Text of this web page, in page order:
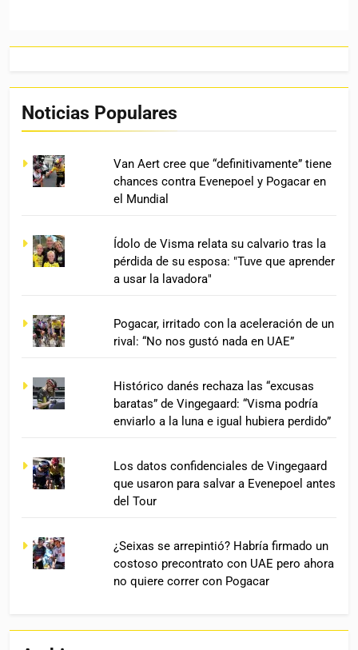
Noticias Populares
Van Aert cree que “definitivamente” tiene
chances contra Evenepoel y Pogacar en
el Mundial
Ídolo de Visma relata su calvario tras la
pérdida de su esposa: "Tuve que aprender
a usar la lavadora"
Pogacar, irritado con la aceleración de un
rival: “No nos gustó nada en UAE”
Histórico danés rechaza las “excusas
baratas” de Vingegaard: “Visma podría
enviarlo a la luna e igual hubiera perdido”
Los datos confidenciales de Vingegaard
que usaron para salvar a Evenepoel antes
del Tour
¿Seixas se arrepintió? Habría firmado un
costoso precontrato con UAE pero ahora
no quiere correr con Pogacar